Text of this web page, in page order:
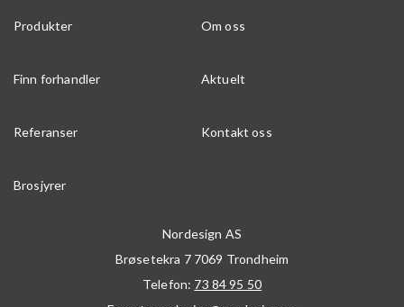
Produkter Om oss
Finn forhandler Aktuelt
Referanser Kontakt oss
Brosjyrer
Nordesign AS
Brøsetekra 7 7069 Trondheim
Telefon: 73 84 95 50